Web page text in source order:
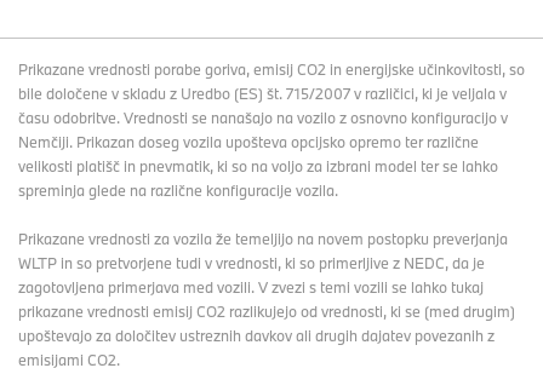
Prikazane vrednosti porabe goriva, emisij CO2 in energijske učinkovitosti, so
bile določene v skladu z Uredbo (ES) št. 715/2007 v različici, ki je veljala v
času odobritve. Vrednosti se nanašajo na vozilo z osnovno konfiguracijo v
Nemčiji. Prikazan doseg vozila upošteva opcijsko opremo ter različne
velikosti platišč in pnevmatik, ki so na voljo za izbrani model ter se lahko
spreminja glede na različne konfiguracije vozila.
Prikazane vrednosti za vozila že temeljijo na novem postopku preverjanja
WLTP in so pretvorjene tudi v vrednosti, ki so primerljive z NEDC, da je
zagotovljena primerjava med vozili. V zvezi s temi vozili se lahko tukaj
prikazane vrednosti emisij CO2 razlikujejo od vrednosti, ki se (med drugim)
upoštevajo za določitev ustreznih davkov ali drugih dajatev povezanih z
emisijami CO2.